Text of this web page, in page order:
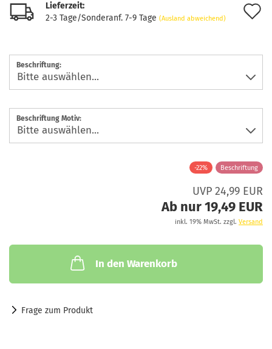
Lieferzeit:
2-3 Tage/Sonderanf. 7-9 Tage (Ausland abweichend)
Beschriftung:
Beschriftung Motiv:
-22% Beschriftung
UVP 24,99 EUR
Ab nur 19,49 EUR
inkl. 19% MwSt. zzgl. Versand
In den Warenkorb
Frage zum Produkt